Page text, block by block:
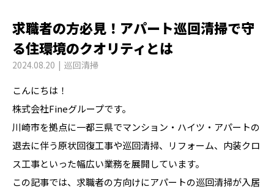
求職者の方必見！アパート巡回清掃で守
る住環境のクオリティとは
2024.08.20 巡回清掃
こんにちは！
株式会社Fineグループです。
川崎市を拠点に一都三県でマンション・ハイツ・アパートの
退去に伴う原状回復工事や巡回清掃、リフォーム、内装クロ
ス工事といった幅広い業務を展開しています。
この記事では、求職者の方向けにアパートの巡回清掃が入居